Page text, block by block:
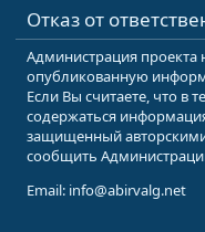
Отказ от
Администрация проекта
опубликованную
Если Вы считаете, что в
содержаться
защищенный
сообщить
Email: info@abirvalg.net